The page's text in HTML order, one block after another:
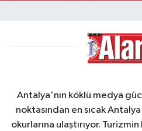
Antalya'nın köklü medya
noktasından en sıcak Antalya
okurlarına ulaştırıyor.